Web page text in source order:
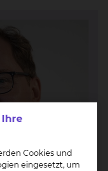
Cookies und
eingesetzt, um